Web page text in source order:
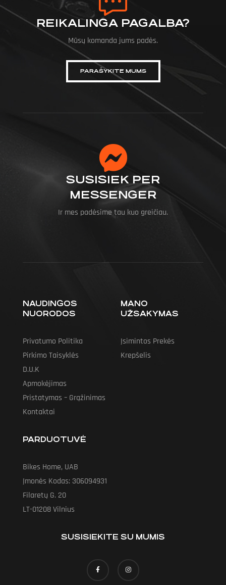
REIKALINGA PAGALBA?
Mūsų komanda jums padės.
PARAŠYKITE MUMS
SUSISIEK PER
MESSENGER
Ir mes padėsime tau kuo greičiau.
NAUDINGOS
NUORODOS
Privatumo Politika
Pirkimo Taisyklės
D.U.K
Apmokėjimas
Pristatymas – Grąžinimas
Kontaktai
MANO
UŽSAKYMAS
Įsimintos Prekės
Krepšelis
PARDUOTUVĖ
Bikes Home, UAB
Įmonės Kodas: 306094931
Filaretų G. 20
LT-01208 Vilnius
SUSISIEKITE SU MUMIS